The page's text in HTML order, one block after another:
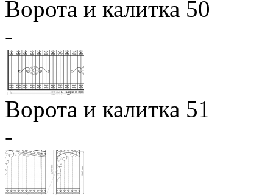
Ворота и калитка 50
-
Ворота и калитка 51
-